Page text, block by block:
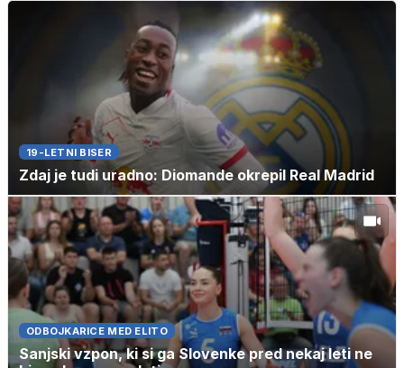
19-LETNI BISER
Zdaj je tudi uradno: Diomande okrepil Real Madrid
ODBOJKARICE MED ELITO
Sanjski vzpon, ki si ga Slovenke pred nekaj leti ne